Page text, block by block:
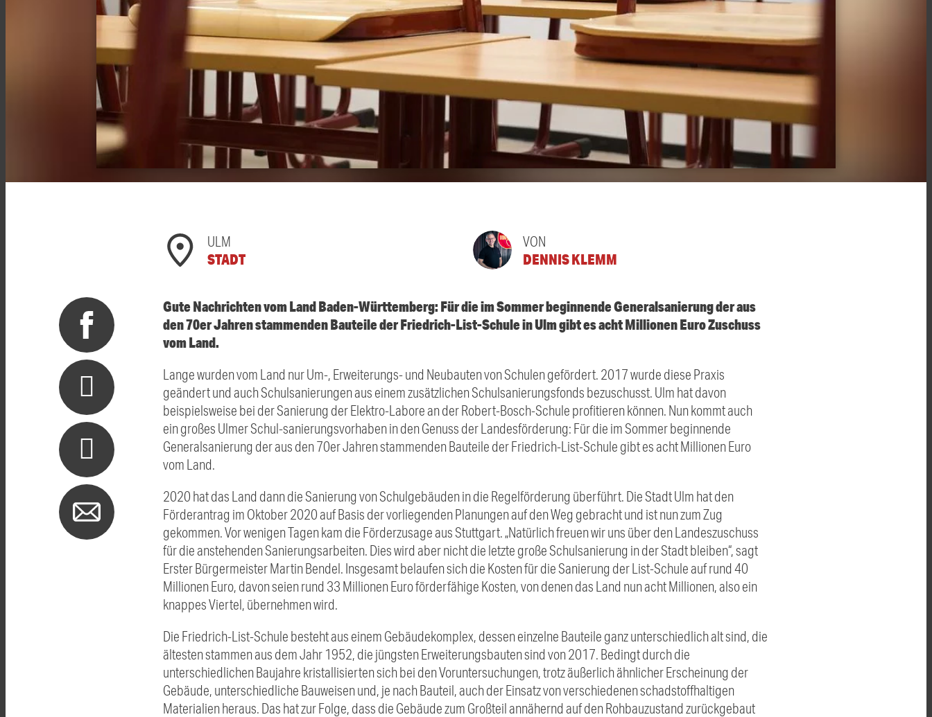
ULM
STADT
VON
DENNIS KLEMM
Gute Nachrichten vom Land Baden-Württemberg: Für die im Sommer beginnende Generalsanierung der aus
den 70er Jahren stammenden Bauteile der Friedrich-List-Schule in Ulm gibt es acht Millionen Euro Zuschuss
vom Land.
Lange wurden vom Land nur Um-, Erweiterungs- und Neubauten von Schulen gefördert. 2017 wurde diese Praxis
geändert und auch Schulsanierungen aus einem zusätzlichen Schulsanierungsfonds bezuschusst. Ulm hat davon
beispielsweise bei der Sanierung der Elektro-Labore an der Robert-Bosch-Schule profitieren können. Nun kommt auch
ein großes Ulmer Schul-sanierungsvorhaben in den Genuss der Landesförderung: Für die im Sommer beginnende
Generalsanierung der aus den 70er Jahren stammenden Bauteile der Friedrich-List-Schule gibt es acht Millionen Euro
vom Land.
2020 hat das Land dann die Sanierung von Schulgebäuden in die Regelförderung überführt. Die Stadt Ulm hat den
Förderantrag im Oktober 2020 auf Basis der vorliegenden Planungen auf den Weg gebracht und ist nun zum Zug
gekommen. Vor wenigen Tagen kam die Förderzusage aus Stuttgart. „Natürlich freuen wir uns über den Landeszuschuss
für die anstehenden Sanierungsarbeiten. Dies wird aber nicht die letzte große Schulsanierung in der Stadt bleiben“, sagt
Erster Bürgermeister Martin Bendel. Insgesamt belaufen sich die Kosten für die Sanierung der List-Schule auf rund 40
Millionen Euro, davon seien rund 33 Millionen Euro förderfähige Kosten, von denen das Land nun acht Millionen, also ein
knappes Viertel, übernehmen wird.
Die Friedrich-List-Schule besteht aus einem Gebäudekomplex, dessen einzelne Bauteile ganz unterschiedlich alt sind, die
ältesten stammen aus dem Jahr 1952, die jüngsten Erweiterungsbauten sind von 2017. Bedingt durch die
unterschiedlichen Baujahre kristallisierten sich bei den Voruntersuchungen, trotz äußerlich ähnlicher Erscheinung der
Gebäude, unterschiedliche Bauweisen und, je nach Bauteil, auch der Einsatz von verschiedenen schadstoffhaltigen
Materialien heraus. Das hat zur Folge, dass die Gebäude zum Großteil annähernd auf den Rohbauzustand zurückgebaut